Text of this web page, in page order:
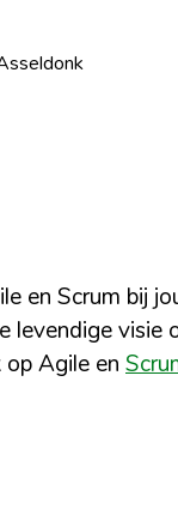
en Scrum bij
levendige visie
Agile en